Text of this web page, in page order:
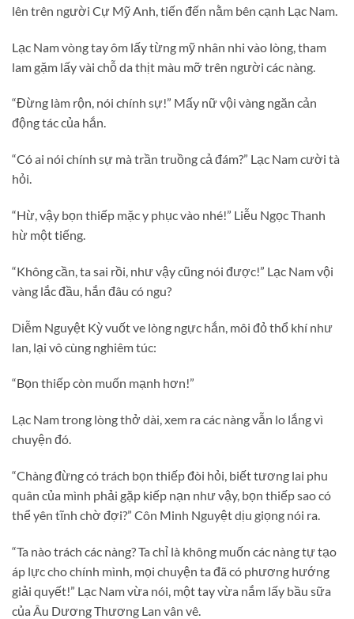
lên trên người Cự Mỹ Anh, tiến đến nằm bên cạnh Lạc Nam.
Lạc Nam vòng tay ôm lấy từng mỹ nhân nhi vào lòng, tham
lam gặm lấy vài chỗ da thịt màu mỡ trên người các nàng.
“Đừng làm rộn, nói chính sự!” Mấy nữ vội vàng ngăn cản
động tác của hắn.
“Có ai nói chính sự mà trần truồng cả đám?” Lạc Nam cười tà
hỏi.
“Hừ, vậy bọn thiếp mặc y phục vào nhé!” Liễu Ngọc Thanh
hừ một tiếng.
“Không cần, ta sai rồi, như vậy cũng nói được!” Lạc Nam vội
vàng lắc đầu, hắn đâu có ngu?
Diễm Nguyệt Kỳ vuốt ve lòng ngực hắn, môi đỏ thổ khí như
lan, lại vô cùng nghiêm túc:
“Bọn thiếp còn muốn mạnh hơn!”
Lạc Nam trong lòng thở dài, xem ra các nàng vẫn lo lắng vì
chuyện đó.
“Chàng đừng có trách bọn thiếp đòi hỏi, biết tương lai phu
quân của mình phải gặp kiếp nạn như vậy, bọn thiếp sao có
thể yên tĩnh chờ đợi?” Côn Minh Nguyệt dịu giọng nói ra.
“Ta nào trách các nàng? Ta chỉ là không muốn các nàng tự tạo
áp lực cho chính mình, mọi chuyện ta đã có phương hướng
giải quyết!” Lạc Nam vừa nói, một tay vừa nắm lấy bầu sữa
của Âu Dương Thương Lan vân vê.